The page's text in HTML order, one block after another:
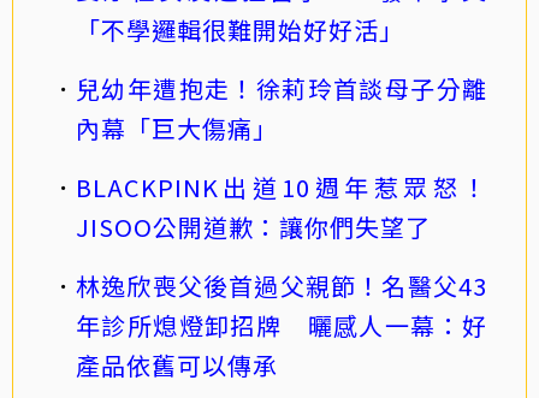
「不學邏輯很難開始好好活」
兒幼年遭抱走！徐莉玲首談母子分離
內幕「巨大傷痛」
BLACKPINK出道10週年惹眾怒！
JISOO公開道歉：讓你們失望了
林逸欣喪父後首過父親節！名醫父43
年診所熄燈卸招牌 曬感人一幕：好
產品依舊可以傳承